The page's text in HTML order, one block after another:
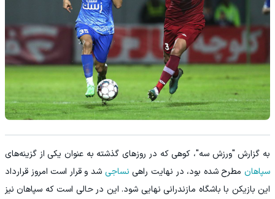
به گزارش "ورزش سه"، کوهی که در روزهای گذشته به عنوان یکی از گزینه‌های
سپاهانمطرح شده بود، در نهایت راهی نساجی شد و قرار است امروز قرارداد
این بازیکن با باشگاه مازندرانی نهایی شود. این در حالی است که سپاهان نیز